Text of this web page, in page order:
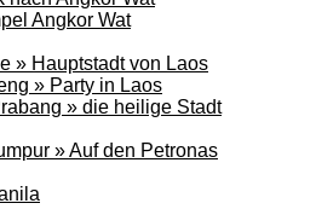
Angkor Wat
» Hauptstadt von Laos
» Party in Laos
» die heilige Stadt
» Auf den Petronas